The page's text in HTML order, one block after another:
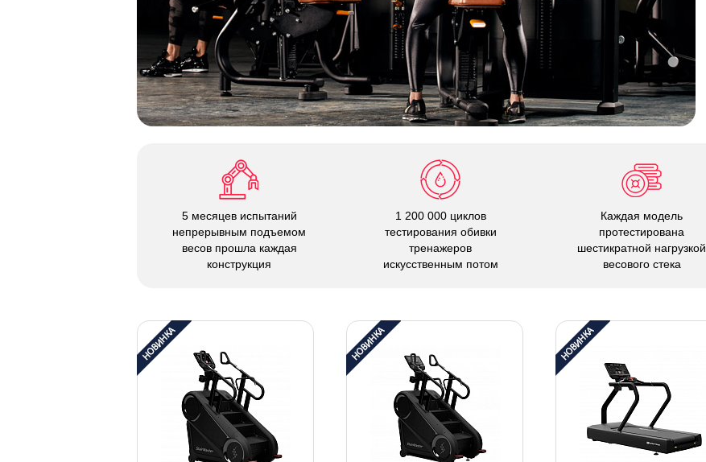
конвергентный
PRECOR RSL414
В ЗАЯВКУ
5 месяцев испытаний
непрерывным подъемом
весов прошла каждая
конструкция
1 200 000 циклов
тестирования обивки
тренажеров
искусственным потом
Каждая модель
протестирована
шестикратной нагрузкой
весового стека